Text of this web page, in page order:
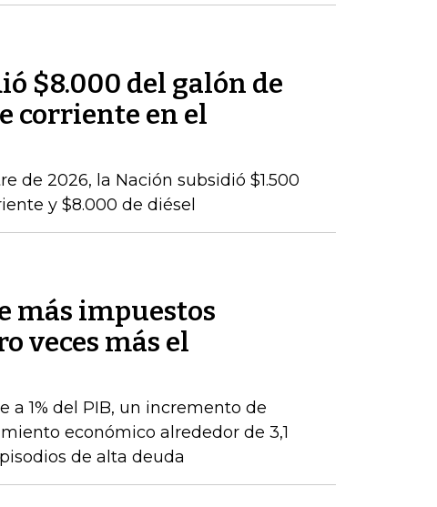
$8.000 del galón de
corriente en el
de 2026, la Nación subsidió $1.500
y $8.000 de diésel
más impuestos
veces más el
a 1% del PIB, un incremento de
económico alrededor de 3,1
de alta deuda